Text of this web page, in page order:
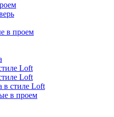
в проем
Loft
Loft
в стиле Loft
в проем